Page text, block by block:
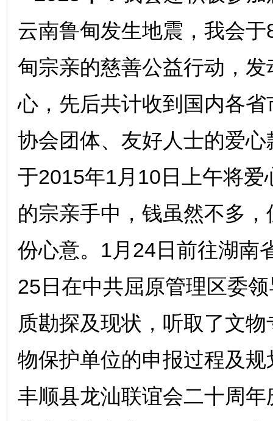
云南鲁甸发生地震，我会
甸宗亲的慈善公益行动，
心，先后共计收到国内各
协会团体、友好人士的爱
于2015年1月10日上午将
的宗亲手中，钱虽然不多
份心意。1月24日前往湖南
25日在中共屈原管理区委
质勘探及现状，听取了文
物保护单位的申报过程及
丰顺县龙汕联谊会二十周